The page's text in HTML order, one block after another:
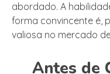
abordado. A
forma convincente é,
valiosa no mercado
Antes de